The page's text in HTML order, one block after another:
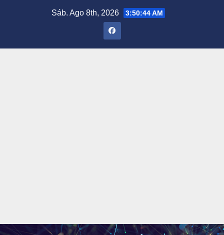
Sáb. Ago 8th, 2026 3:50:45 AM